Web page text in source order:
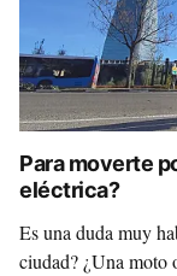
Para moverte
eléctrica?
Es una duda muy
ciudad? ¿Una moto